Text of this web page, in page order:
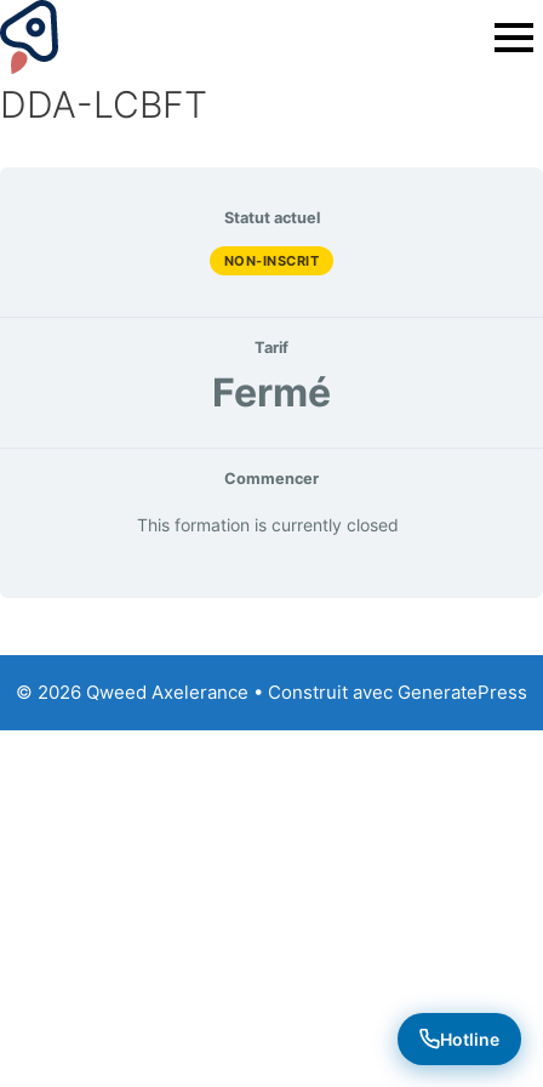
DDA-LCBFT
Statut actuel
NON-INSCRIT
Tarif
Fermé
Commencer
This formation is currently closed
© 2026 Qweed Axelerance • Construit avec GeneratePress
Hotline